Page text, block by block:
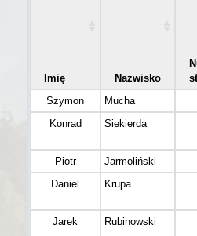
Imię Nazwisko
Szymon
Mucha
Konrad
Siekierda
Piotr Jarmoliński
Daniel
Krupa
Jarek Rubinowski